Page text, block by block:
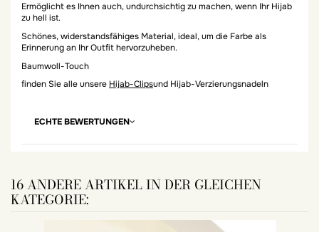
Ermöglicht es Ihnen auch, undurchsichtig zu machen, wenn Ihr Hijab
zu hell ist.
Schönes, widerstandsfähiges Material, ideal, um die Farbe als
Erinnerung an Ihr Outfit hervorzuheben.
Baumwoll-Touch
finden Sie alle unsere Hijab-Clipsund Hijab-Verzierungsnadeln
ECHTE BEWERTUNGEN
16 ANDERE ARTIKEL IN DER GLEICHEN
KATEGORIE: